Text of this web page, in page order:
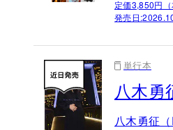
定価3,850円（
発売日:
単行本
八木勇
八木勇征